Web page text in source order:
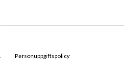
Personuppgiftspolicy